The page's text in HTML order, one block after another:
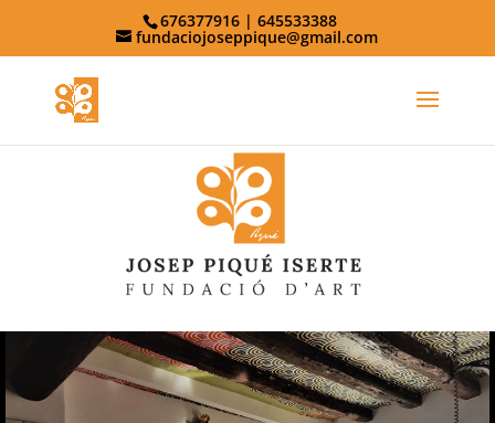
676377916 | 645533388
fundaciojoseppique@gmail.com